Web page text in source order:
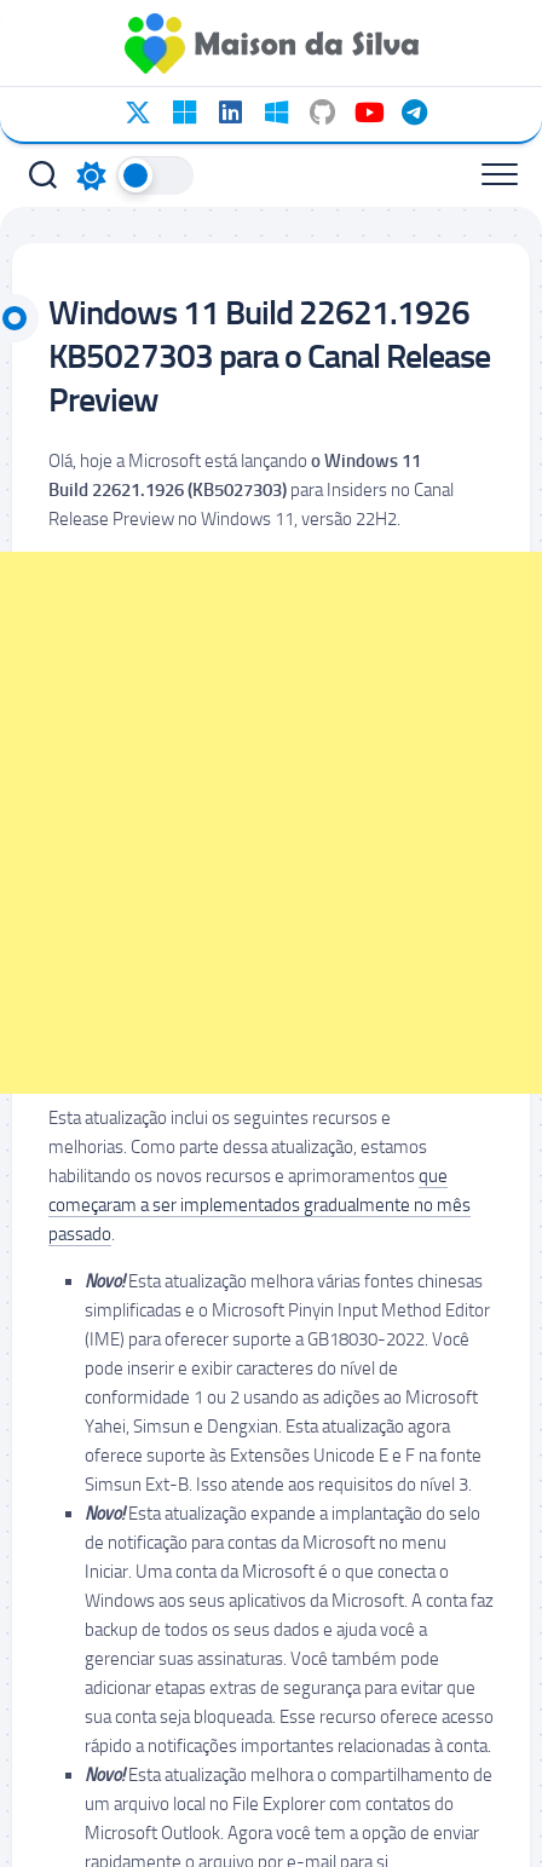
conteúdo
Windows 11 Build 22621.1926
KB5027303 para o Canal Release
Preview
Olá, hoje a Microsoft está lançando o Windows 11
Build 22621.1926 (KB5027303) para Insiders no Canal
Release Preview no Windows 11, versão 22H2.
Esta atualização inclui os seguintes recursos e
melhorias. Como parte dessa atualização, estamos
habilitando os novos recursos e aprimoramentosque
começaram a ser implementados gradualmente no mês
passado.
Novo!Esta atualização melhora várias fontes chinesas
simplificadas e o Microsoft Pinyin Input Method Editor
(IME) para oferecer suporte a GB18030-2022. Você
pode inserir e exibir caracteres do nível de
conformidade 1 ou 2 usando as adições ao Microsoft
Yahei, Simsun e Dengxian. Esta atualização agora
oferece suporte às Extensões Unicode E e F na fonte
Simsun Ext-B. Isso atende aos requisitos do nível 3.
Novo!Esta atualização expande a implantação do selo
de notificação para contas da Microsoft no menu
Iniciar. Uma conta da Microsoft é o que conecta o
Windows aos seus aplicativos da Microsoft. A conta faz
backup de todos os seus dados e ajuda você a
gerenciar suas assinaturas. Você também pode
adicionar etapas extras de segurança para evitar que
sua conta seja bloqueada. Esse recurso oferece acesso
rápido a notificações importantes relacionadas à conta.
Novo!Esta atualização melhora o compartilhamento de
um arquivo local no File Explorer com contatos do
Microsoft Outlook. Agora você tem a opção de enviar
rapidamente o arquivo por e-mail para si